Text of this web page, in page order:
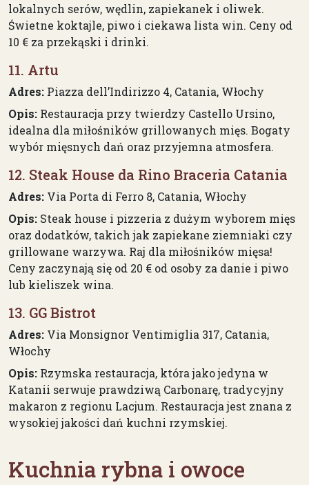
lokalnych serów, wędlin, zapiekanek i oliwek.
Świetne koktajle, piwo i ciekawa lista win. Ceny od
10 € za przekąski i drinki.
11. Artu
Adres: Piazza dell’Indirizzo 4, Catania, Włochy
Opis: Restauracja przy twierdzy Castello Ursino,
idealna dla miłośników grillowanych mięs. Bogaty
wybór mięsnych dań oraz przyjemna atmosfera.
12. Steak House da Rino Braceria Catania
Adres: Via Porta di Ferro 8, Catania, Włochy
Opis: Steak house i pizzeria z dużym wyborem mięs
oraz dodatków, takich jak zapiekane ziemniaki czy
grillowane warzywa. Raj dla miłośników mięsa!
Ceny zaczynają się od 20 € od osoby za danie i piwo
lub kieliszek wina.
13. GG Bistrot
Adres: Via Monsignor Ventimiglia 317, Catania,
Włochy
Opis: Rzymska restauracja, która jako jedyna w
Katanii serwuje prawdziwą Carbonarę, tradycyjny
makaron z regionu Lacjum. Restauracja jest znana z
wysokiej jakości dań kuchni rzymskiej.
Kuchnia rybna i owoce